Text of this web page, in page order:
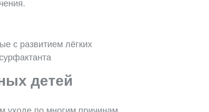
с развитием лёгких
детей